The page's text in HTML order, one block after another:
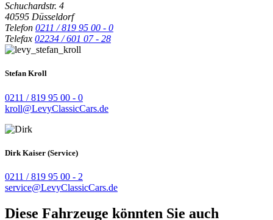
Schuchardstr. 4
40595 Düsseldorf
Telefon 0211 / 819 95 00 - 0
Telefax 02234 / 601 07 - 28
Stefan Kroll
0211 / 819 95 00 - 0
kroll@LevyClassicCars.de
Dirk Kaiser (Service)
0211 / 819 95 00 - 2
service@LevyClassicCars.de
Diese Fahrzeuge könnten Sie auch